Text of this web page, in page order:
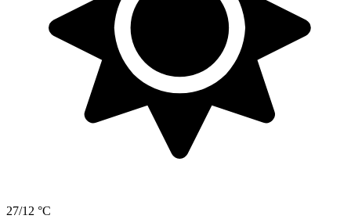
27/12 °C